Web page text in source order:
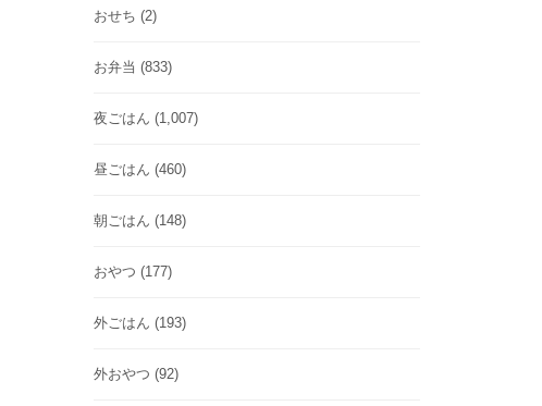
おせち (2)
お弁当 (833)
夜ごはん (1,007)
昼ごはん (460)
朝ごはん (148)
おやつ (177)
外ごはん (193)
外おやつ (92)